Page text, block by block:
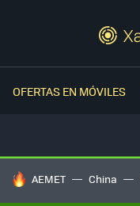
OFERTAS EN MÓVILES
HOY SE HABLA DE
AEMET China